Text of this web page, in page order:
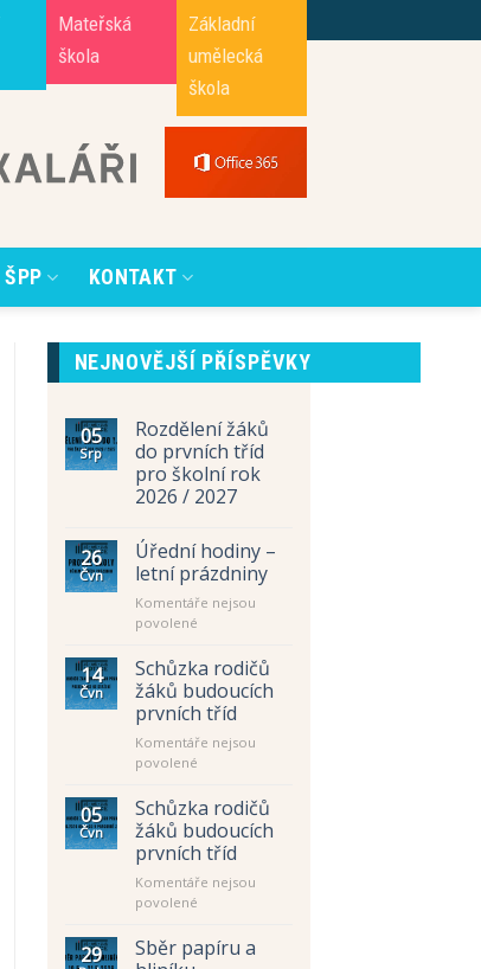
Mateřská
škola
Základní
umělecká
škola
ŠPP KONTAKT
NEJNOVĚJŠÍ PŘÍSPĚVKY
05
Srp
Rozdělení žáků
do prvních tříd
pro školní rok
2026 / 2027
26
Čvn
Úřední hodiny –
letní prázdniny
Komentáře nejsou
povolenéu
s
názvem
Úřední
hodiny
–
letní
14
Čvn
Schůzka rodičů
žáků budoucích
prvních tříd
Komentáře nejsou
povolenéu
s
názvem
Schůzka
rodičů
žáků
budoucích
tříd
05
Čvn
Schůzka rodičů
žáků budoucích
prvních tříd
Komentáře nejsou
povolenéu
s
názvem
29
Sběr papíru a